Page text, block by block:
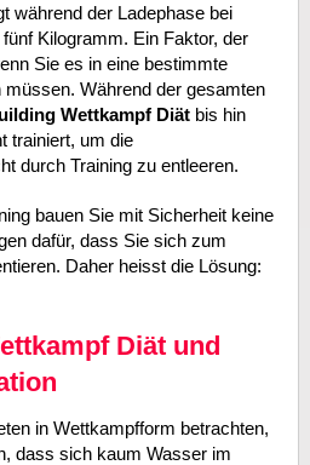
während der Ladephase bei
Kilogramm. Ein Faktor, der
Sie es in eine bestimmte
Während der gesamten
Wettkampf Diätbis hin
trainiert, um die
durch Training zu entleeren.
bauen Sie mit Sicherheit keine
dafür, dass Sie sich zum
Daher heisst die Lösung:
Diät und
in Wettkampfform betrachten,
dass sich kaum Wasser im